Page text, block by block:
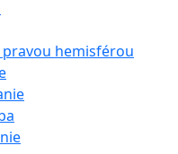
pravou hemisférou